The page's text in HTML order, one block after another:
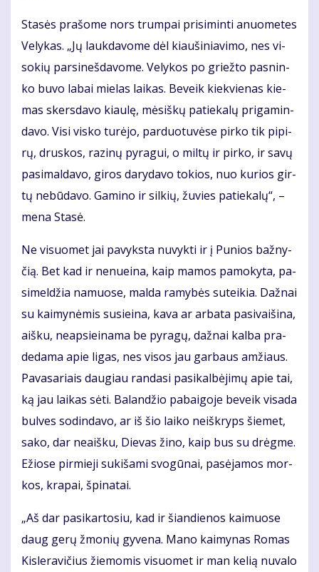
Sta­sės pra­šo­me nors trum­pai pri­si­min­ti anuo­me­tes
Ve­ly­kas. „Jų lauk­da­vo­me dėl kiau­ši­nia­vi­mo, nes vi­
so­kių par­si­neš­da­vo­me. Ve­ly­kos po griež­to pas­nin­
ko bu­vo la­bai mie­las lai­kas. Be­veik kiek­vie­nas kie­
mas skers­da­vo kiau­lę, mė­siš­kų pa­tie­ka­lų pri­ga­min­
da­vo. Vi­si vis­ko tu­rė­jo, par­duo­tu­vė­se pir­ko tik pi­pi­
rų, drus­kos, ra­zi­nų py­ra­gui, o mil­tų ir pir­ko, ir sa­vų
pa­si­mal­da­vo, gi­ros da­ry­da­vo to­kios, nuo ku­rios gir­
tų ne­bū­da­vo. Ga­mi­no ir sil­kių, žu­vies pa­tie­ka­lų“, –
me­na Sta­sė.
Ne vi­suo­met jai pa­vyks­ta nu­vyk­ti ir į Pu­nios baž­ny­
čią. Bet kad ir ne­nu­ei­na, kaip ma­mos pa­mo­ky­ta, pa­
si­mel­džia na­muo­se, mal­da ra­my­bės su­tei­kia. Daž­nai
su kai­my­nė­mis su­si­ei­na, ka­va ar ar­ba­ta pa­si­vai­ši­na,
aiš­ku, neap­si­ei­na­ma be py­ra­gų, daž­nai kal­ba pra­
de­da­ma apie li­gas, nes vi­sos jau gar­baus am­žiaus.
Pa­va­sa­riais dau­giau ran­da­si pa­si­kal­bė­ji­mų apie tai,
ką jau lai­kas sė­ti. Ba­lan­džio pa­bai­go­je be­veik vi­sa­da
bul­ves so­din­da­vo, ar iš šio lai­ko ne­iš­kryps šie­met,
sa­ko, dar ne­aiš­ku, Die­vas ži­no, kaip bus su drėg­me.
Ežio­se pir­mie­ji su­ki­ša­mi svo­gū­nai, pa­sė­ja­mos mor­
kos, kra­pai, špi­na­tai.
„Aš dar pa­si­kar­to­siu, kad ir šian­die­nos kai­muo­se
daug ge­rų žmo­nių gy­ve­na. Ma­no kai­my­nas Ro­mas
Kis­le­ra­vi­čius žie­mo­mis vi­suo­met ir man ke­lią nu­va­lo